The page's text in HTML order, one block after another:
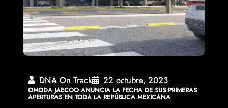
DNA On Track 22 octubre, 2023
OMODA JAECOO ANUNCIA LA FECHA DE SUS PRIMERAS
APERTURAS EN TODA LA REPÚBLICA MEXICANA